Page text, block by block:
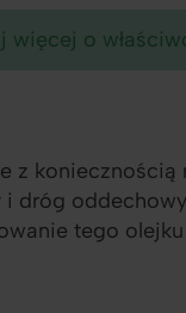
więcej o
z
i dróg
tego